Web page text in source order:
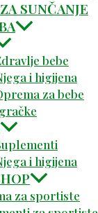
SUNČANJE
bebe
i higijena
za bebe
i higijena
za sportiste